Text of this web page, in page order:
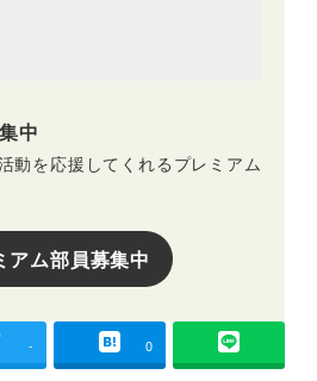
中
動を応援してくれるプレミアム
アム部員募集中
- 0